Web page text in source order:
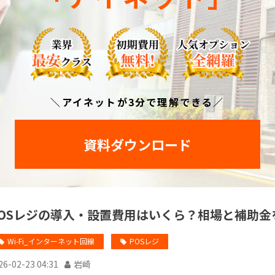
＼アイネットが3分で理解できる／
資料ダウンロード
レジの導入・設置費用はいくら？相場と補助
Wi-Fi_インターネット回線 POSレジ
02-23 04:31 岩崎